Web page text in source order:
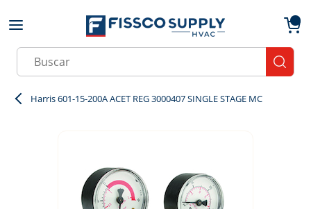
Skip to main content
Site Search
Harris 601-15-200A ACET REG 3000407 SINGLE STAGE MC